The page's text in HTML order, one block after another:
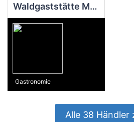
Waldgaststätte Meisenhof
Gastronomie
Alle 38 Händler